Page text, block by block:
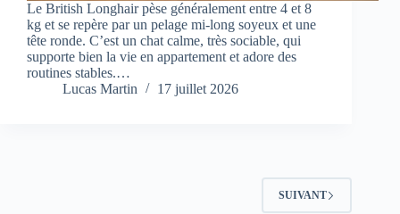
Le British Longhair pèse généralement entre 4 et 8
kg et se repère par un pelage mi-long soyeux et une
tête ronde. C’est un chat calme, très sociable, qui
supporte bien la vie en appartement et adore des
routines stables.…
Lucas Martin
17 juillet 2026
SUIVANT